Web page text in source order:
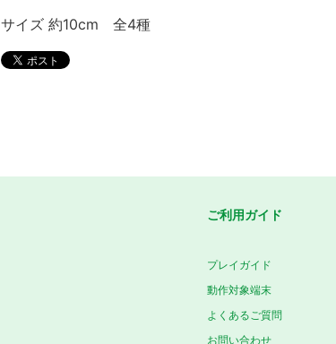
サイズ 約10cm 全4種
ご利用ガイド
プレイガイド
動作対象端末
よくあるご質問
お問い合わせ